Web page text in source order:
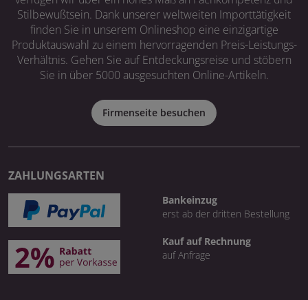
Stilbewußtsein. Dank unserer weltweiten Importtätigkeit
finden Sie in unserem Onlineshop eine einzigartige
Produktauswahl zu einem hervorragenden Preis-Leistungs-
Verhältnis. Gehen Sie auf Entdeckungsreise und stöbern
Sie in über 5000 ausgesuchten Online-Artikeln.
Firmenseite besuchen
ZAHLUNGSARTEN
Bankeinzug
erst ab der dritten Bestellung
Kauf auf Rechnung
auf Anfrage